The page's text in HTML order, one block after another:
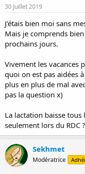
30 Juillet 2019
J’étais bien moi sans
Mais je comprends
prochains jours.
Vivement les vacances
quoi on est pas aidées
plus en plus de mal
pas la question x)
La lactation baisse
seulement lors du RDC ?
Sekhmet
Modératrice